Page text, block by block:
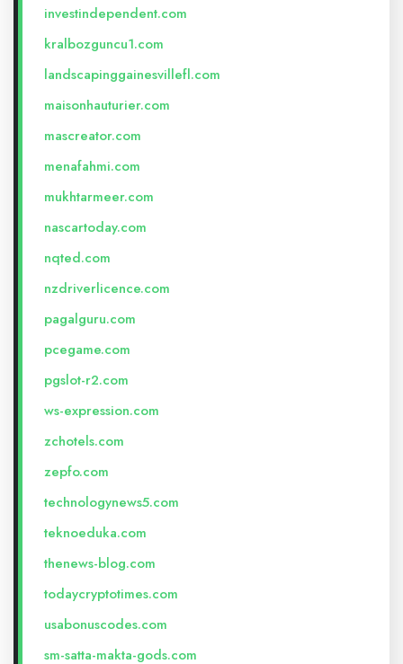
investindependent.com
kralbozguncu1.com
landscapinggainesvillefl.com
maisonhauturier.com
mascreator.com
menafahmi.com
mukhtarmeer.com
nascartoday.com
nqted.com
nzdriverlicence.com
pagalguru.com
pcegame.com
pgslot-r2.com
ws-expression.com
zchotels.com
zepfo.com
technologynews5.com
teknoeduka.com
thenews-blog.com
todaycryptotimes.com
usabonuscodes.com
sm-satta-makta-gods.com